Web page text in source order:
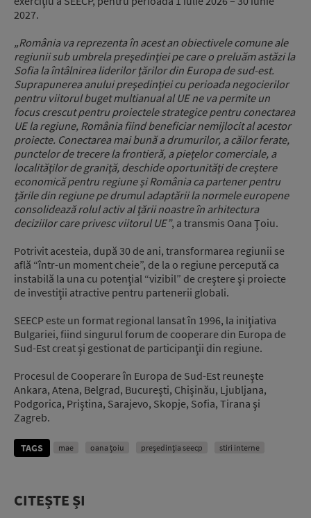
2027.
„România va reprezenta în acest an obiectivele comune ale
regiunii sub umbrela preşedinţiei pe care o preluăm astăzi la
Sofia la întâlnirea liderilor ţărilor din Europa de sud-est.
Suprapunerea anului preşedinţiei cu perioada negocierilor
pentru viitorul buget multianual al UE ne va permite un
focus crescut pentru proiectele strategice pentru conectarea
UE la regiune, România fiind beneficiar nemijlocit al acestor
proiecte. Conectarea mai bună a drumurilor, a căilor ferate,
punctelor de trecere la frontieră, a pieţelor comerciale, a
localităţilor de graniţă, deschide oportunităţi de creştere
economică pentru regiune şi România ca partener pentru
ţările din regiune pe drumul adaptării la normele europene
consolidează rolul activ al ţării noastre în arhitectura
deciziilor care privesc viitorul UE”, a transmis Oana Ţoiu.
Potrivit acesteia, după 30 de ani, transformarea regiunii se
află “într-un moment cheie”, de la o regiune percepută ca
instabilă la una cu potenţial “vizibil” de creştere şi proiecte
de investiţii atractive pentru partenerii globali.
SEECP este un format regional lansat în 1996, la iniţiativa
Bulgariei, fiind singurul forum de cooperare din Europa de
Sud-Est creat şi gestionat de participanţii din regiune.
Procesul de Cooperare în Europa de Sud-Est reuneşte
Ankara, Atena, Belgrad, Bucureşti, Chişinău, Ljubljana,
Podgorica, Priştina, Sarajevo, Skopje, Sofia, Tirana şi
Zagreb.
TAGS mae oana țoiu preşedinţia seecp stiri interne
CITEȘTE ȘI